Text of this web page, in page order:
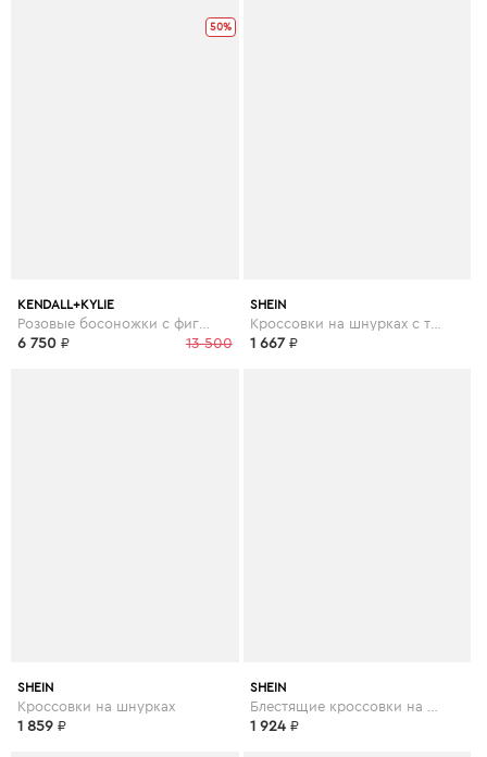
50%
KENDALL+KYLIE
13 500
6 750 ₽
SHEIN
Кроссовки на шнурках с текстовым принтом
1 667 ₽
SHEIN
Кроссовки на шнурках
1 859 ₽
SHEIN
1 924 ₽